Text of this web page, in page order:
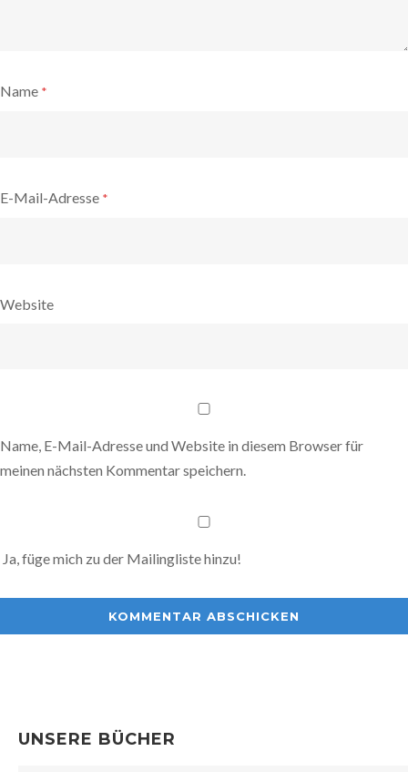
Name *
E-Mail-Adresse *
Website
Name, E-Mail-Adresse und Website in diesem Browser für
meinen nächsten Kommentar speichern.
Ja, füge mich zu der Mailingliste hinzu!
UNSERE BÜCHER